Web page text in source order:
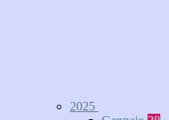
2025